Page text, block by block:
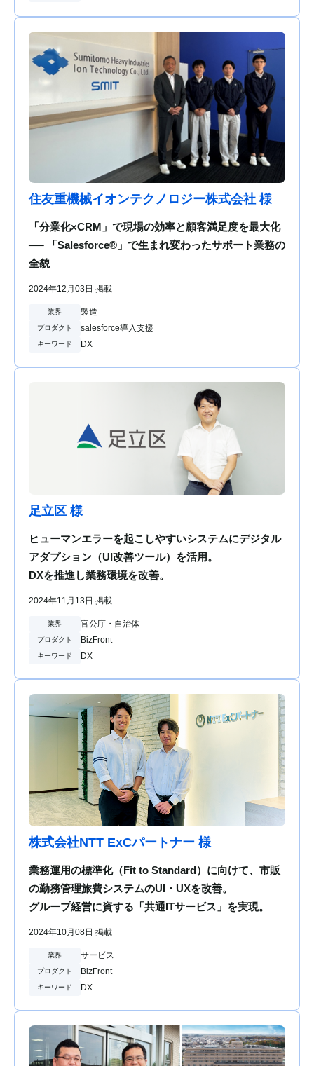
住友重機械イオンテクノロジー株式会社 様
「分業化×CRM」で現場の効率と顧客満足度を最大化
── 「Salesforce®」で生まれ変わったサポート業務の
全貌
2024年12月03日 掲載
業界 製造
プロダクト salesforce導入支援
キーワード DX
足立区 様
ヒューマンエラーを起こしやすいシステムにデジタル
アダプション（UI改善ツール）を活用。
DXを推進し業務環境を改善。
2024年11月13日 掲載
業界 官公庁・自治体
プロダクト BizFront
キーワード DX
株式会社NTT ExCパートナー 様
業務運用の標準化（Fit to Standard）に向けて、市販
の勤務管理旅費システムのUI・UXを改善。
グループ経営に資する「共通ITサービス」を実現。
2024年10月08日 掲載
業界 サービス
プロダクト BizFront
キーワード DX